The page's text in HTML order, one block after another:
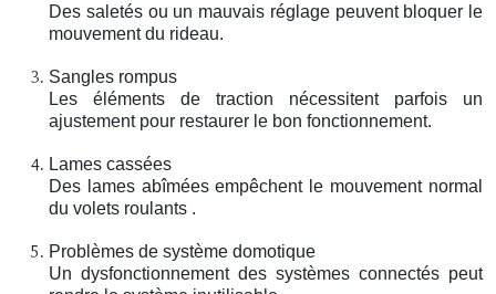
Des saletés ou un mauvais réglage peuvent bloquer le
mouvement du rideau.
Sangles rompus
Les éléments de traction nécessitent parfois un
ajustement pour restaurer le bon fonctionnement.
Lames cassées
Des lames abîmées empêchent le mouvement normal
du volets roulants .
Problèmes de système domotique
Un dysfonctionnement des systèmes connectés peut